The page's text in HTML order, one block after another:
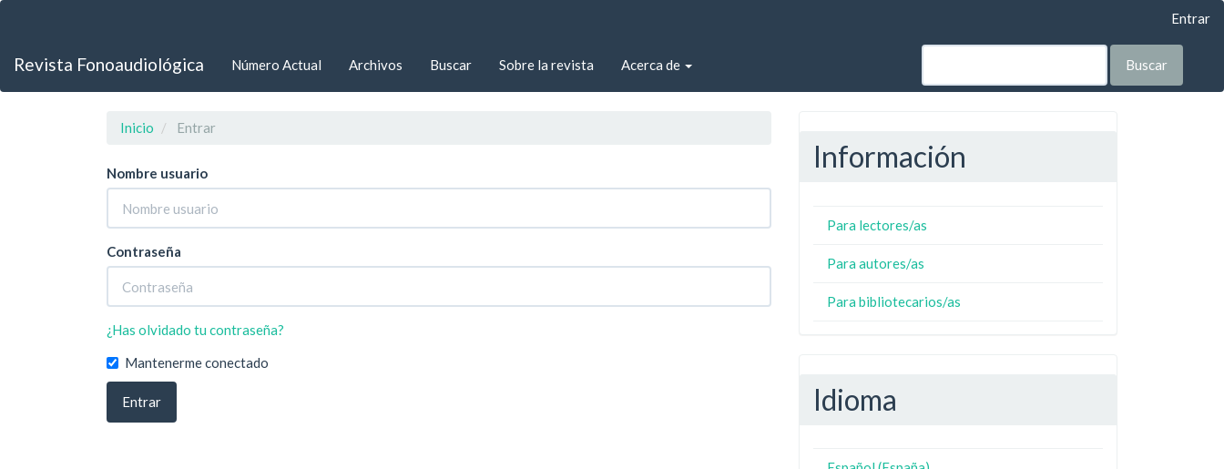
principal
Entrar
Revista Fonoaudiológica Número Actual Archivos Buscar Sobre la revista Acerca de Buscar
Inicio Entrar
Nombre usuario
Contraseña
¿Has olvidado tu contraseña?
Mantenerme conectado
Entrar
Información
Para lectores/as
Para autores/as
Para bibliotecarios/as
Idioma